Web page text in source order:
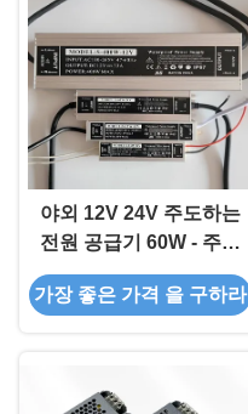
야외 12V 24V 주도하는
전원 공급기 60W - 주도
하는 스트립 라이트를
위한 500W IP67 방수
가장 좋은 가격 을 구하라